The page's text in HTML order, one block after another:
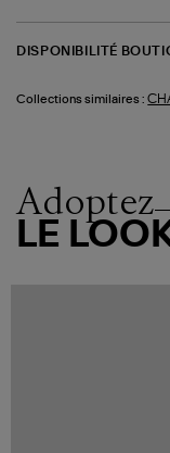
DISPONIBILITÉ
Collections similaires :
Adoptez
LE